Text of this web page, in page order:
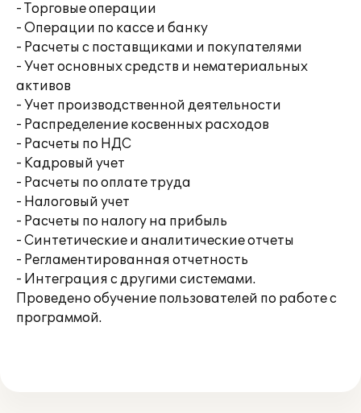
- Торговые операции
- Операции по кассе и банку
- Расчеты с поставщиками и покупателями
- Учет основных средств и нематериальных
активов
- Учет производственной деятельности
- Распределение косвенных расходов
- Расчеты по НДС
- Кадровый учет
- Расчеты по оплате труда
- Налоговый учет
- Расчеты по налогу на прибыль
- Синтетические и аналитические отчеты
- Регламентированная отчетность
- Интеграция с другими системами.
Проведено обучение пользователей по работе с
программой.